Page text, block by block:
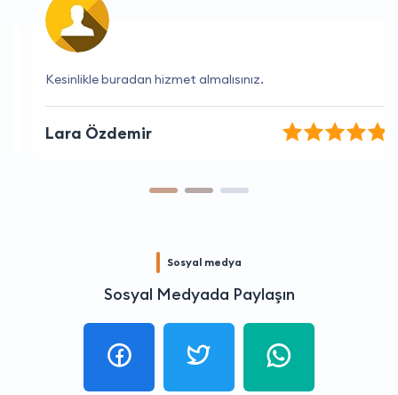
Kesinlikle buradan hizmet almalısınız.
Lara Özdemir
Sosyal medya
Sosyal Medyada Paylaşın